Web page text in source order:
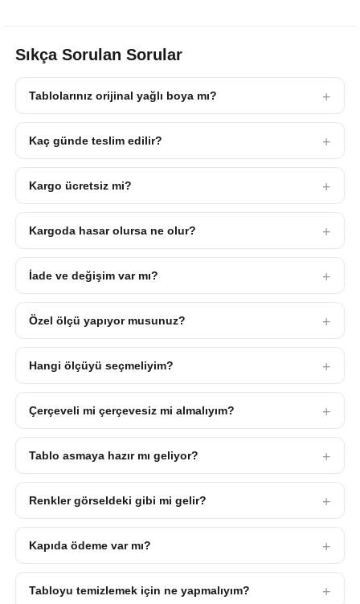
Sıkça Sorulan Sorular
Tablolarınız orijinal yağlı boya mı?
Kaç günde teslim edilir?
Kargo ücretsiz mi?
Kargoda hasar olursa ne olur?
İade ve değişim var mı?
Özel ölçü yapıyor musunuz?
Hangi ölçüyü seçmeliyim?
Çerçeveli mi çerçevesiz mi almalıyım?
Tablo asmaya hazır mı geliyor?
Renkler görseldeki gibi mi gelir?
Kapıda ödeme var mı?
Tabloyu temizlemek için ne yapmalıyım?